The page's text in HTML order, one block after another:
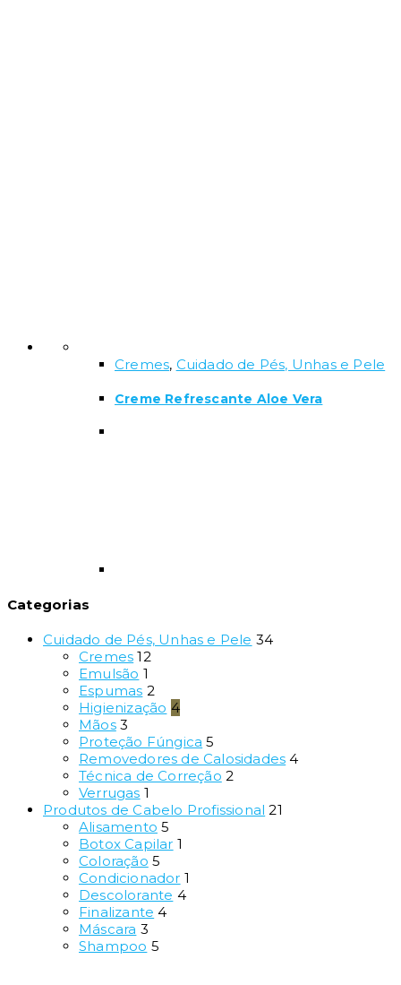
Cremes, Cuidado de Pés, Unhas e Pele
Creme Refrescante Aloe Vera
Categorias
Cuidado de Pés, Unhas e Pele 34
Cremes 12
Emulsão 1
Espumas 2
Higienização 4
Mãos 3
Proteção Fúngica 5
Removedores de Calosidades 4
Técnica de Correção 2
Verrugas 1
Produtos de Cabelo Profissional 21
Alisamento 5
Botox Capilar 1
Coloração 5
Condicionador 1
Descolorante 4
Finalizante 4
Máscara 3
Shampoo 5